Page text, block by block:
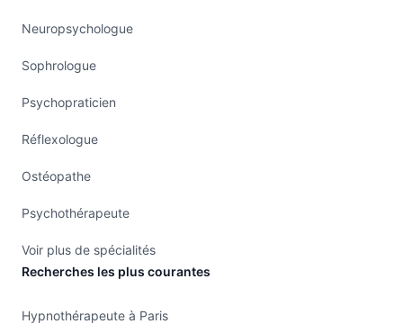
Neuropsychologue
Sophrologue
Psychopraticien
Réflexologue
Ostéopathe
Psychothérapeute
Voir plus de spécialités
Recherches les plus courantes
Hypnothérapeute à Paris